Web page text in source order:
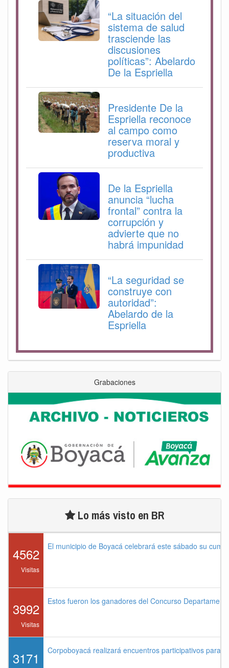
“La situación del
sistema de salud
trasciende las
discusiones
políticas”: Abelardo
De la Espriella
Presidente De la
Espriella reconoce
al campo como
reserva moral y
productiva
De la Espriella
anuncia “lucha
frontal” contra la
corrupción y
advierte que no
habrá impunidad
“La seguridad se
construye con
autoridad”:
Abelardo de la
Espriella
Grabaciones
Lo más visto en BR
4562
Visitas
El municipio de Boyacá celebrará este sábado su
3992
Visitas
Estos fueron los ganadores del Concurso
3171 Corpoboyacá realizará encuentros participativos para